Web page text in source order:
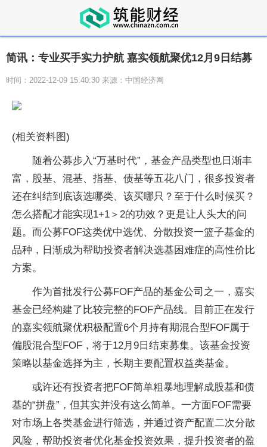
简讯：专业买手实力护航 嘉实领航聚优12月9日结募
时间：2022-12-09 15:40:30 来源：中国经济网
(相关资料图)
随着公募步入“万基时代”，基金产品类型也日渐丰
富，股基、混基、指基、债基等五花八门，很多投资者
还在纠结到底该选哪类、该买哪只？至于什么时候买？
怎么搭配才能实现1+1＞2的功效？更是让人头大的问
题。而公募FOF这类优中选优、分散投资一篮子基金的
品种，日渐成为帮助投资者解决选基困难症的高性价比
方案。
作为首批发行公募FOF产品的基金公司之一，嘉实
基金已经构建了比较完整的FOF产品线。目前正在发行
的嘉实领航聚优积极配置6个月持有期混合型FOF属于
偏股混合型FOF，将于12月9日结束募集。该基金投资
策略以基金选择为主，长期主要配置权益类基金。
或许还有投资者把FOF简单粗暴地理解成股基和债
基的“拼盘”，但其实并没有这么简单。一方面FOF需要
对市场上各类基金进行筛选，并通过资产配置二次分散
风险，帮助投资者优化基金投资效果，提升投资者的盈